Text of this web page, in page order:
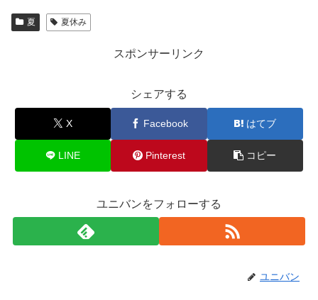
夏 夏休み
スポンサーリンク
シェアする
X Facebook はてブ
LINE Pinterest コピー
ユニバンをフォローする
ユニバン